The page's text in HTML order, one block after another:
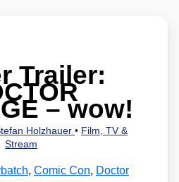
Trailer:
– wow!
Holzhauer • Film, TV &
Stream
, Comic Con, Doctor